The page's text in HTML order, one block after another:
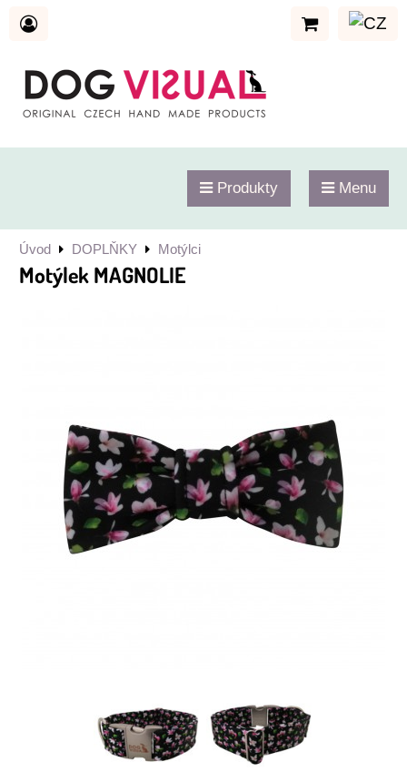
Produkty Menu
Úvod DOPLŇKY Motýlci
Motýlek MAGNOLIE